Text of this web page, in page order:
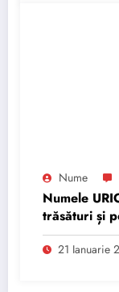
Nume
Numele
trăsături și
21 Ianuarie